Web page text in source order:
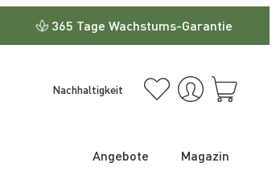
365 Tage Wachstums-Garantie
Nachhaltigkeit
Angebote Magazin